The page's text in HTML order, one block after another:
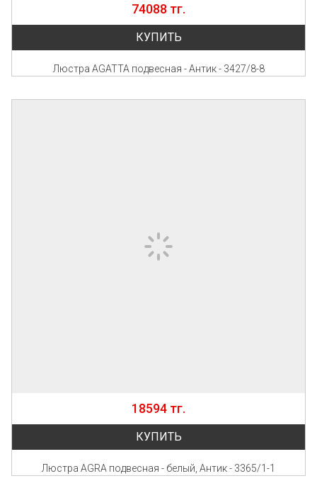
74088 тг.
КУПИТЬ
Люстра AGATTA подвесная - Антик - 3427/8-8
18594 тг.
КУПИТЬ
Люстра AGRA подвесная - белый, Антик - 3365/1-1